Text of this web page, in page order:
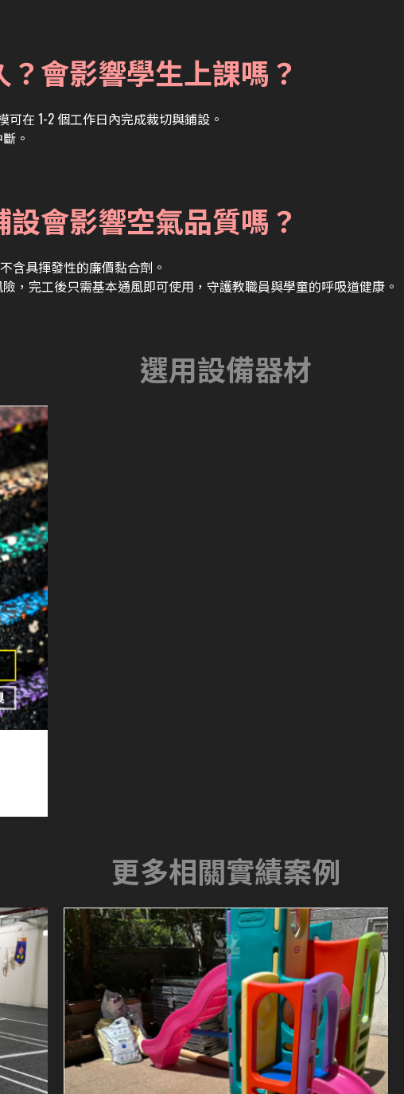
會影響學生上課嗎？
在 1-2 個工作日內完成裁切與鋪設。
。
會影響空氣品質嗎？
含具揮發性的廉價黏合劑。
，完工後只需基本通風即可使用，守護教職員與學童的呼吸道健康。
選用設備器材
更多相關實績案例